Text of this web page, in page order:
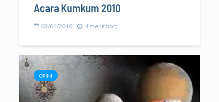
Acara Kumkum 2010
03/04/2010 4 menit baca
OPINI